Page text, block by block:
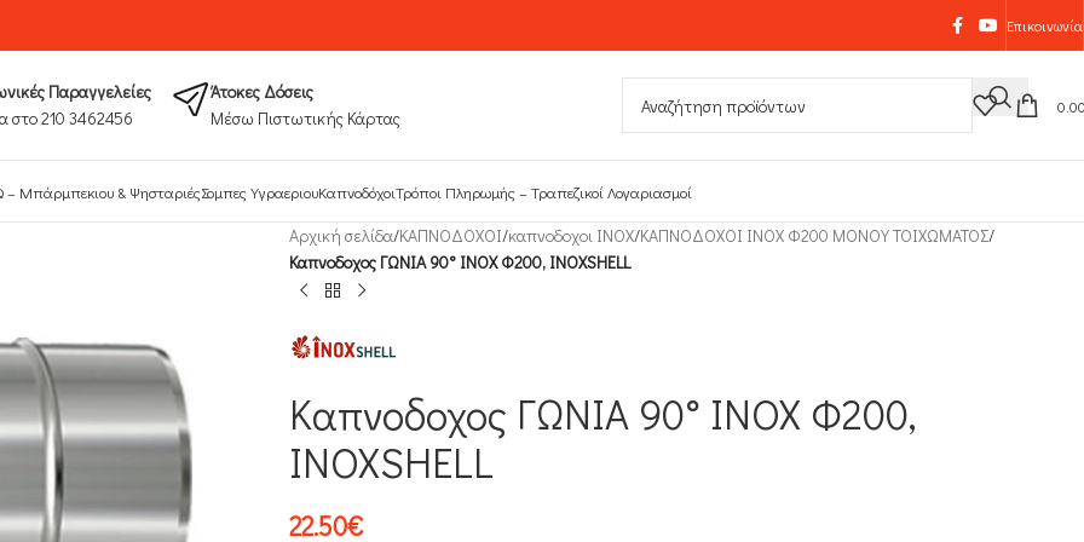
Επικοινωνία
Παραγγελείες
στο 210 3462456
Άτοκες Δόσεις
Μέσω Πιστωτικής Κάρτας
– Μπάρμπεκιου & ΨησταριέςΣομπες ΥγραεριουΚαπνοδόχοιΤρόποι Πληρωμής​ – Τραπεζικοί Λογαριασμοί
Αρχική σελίδα/ΚΑΠΝΟΔΟΧΟΙ/καπνοδοχοι INOX/ΚΑΠΝΟΔΟΧΟΙ ΙΝΟΧ Φ200 ΜΟΝΟΥ ΤΟΙΧΩΜΑΤΟΣ/
Καπνοδοχος ΓΩΝΙΑ 90° INOX Φ200, INOXSHELL
Καπνοδοχος ΓΩΝΙΑ 90° INOX Φ200,
INOXSHELL
22.50€